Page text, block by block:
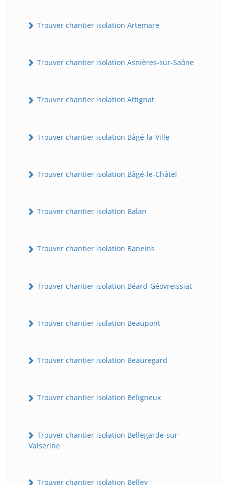
Trouver chantier isolation Artemare
Trouver chantier isolation Asnières-sur-Saône
Trouver chantier isolation Attignat
Trouver chantier isolation Bâgé-la-Ville
Trouver chantier isolation Bâgé-le-Châtel
Trouver chantier isolation Balan
Trouver chantier isolation Baneins
Trouver chantier isolation Béard-Géovreissiat
Trouver chantier isolation Beaupont
Trouver chantier isolation Beauregard
Trouver chantier isolation Béligneux
Trouver chantier isolation Bellegarde-sur-
Valserine
Trouver chantier isolation Belley